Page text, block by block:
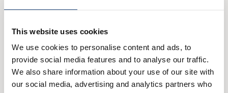
This website uses cookies
We use cookies to personalise content and ads, to
provide social media features and to analyse our traffic.
We also share information about your use of our site with
our social media, advertising and analytics partners who
1 teen knoflook (geperst)
100gchampignons (in partjes)